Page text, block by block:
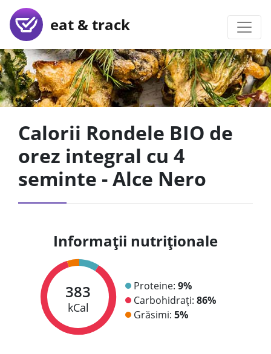
eat & track
Calorii Rondele BIO de
orez integral cu 4
seminte - Alce Nero
Informații nutriționale
383
kCal
Proteine: 9%
Carbohidrați: 86%
Grăsimi: 5%